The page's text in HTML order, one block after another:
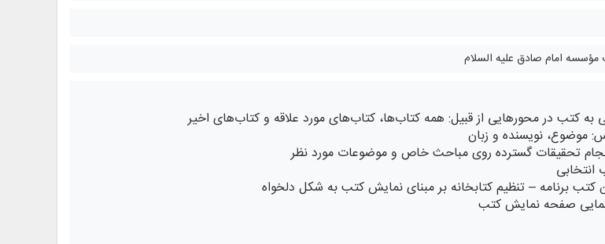
کتب در محورهایی از قبیل: همه کتاب‌ها، کتاب‌های مورد علاقه و کتاب‌های اخیر
موضوع، نویسنده و زبان
تحقیقات گسترده روی مباحث خاص و موضوعات مورد نظر
برنامه – تنظیم کتابخانه بر مبنای نمایش کتب به شکل دلخواه
صفحه نمایش کتب